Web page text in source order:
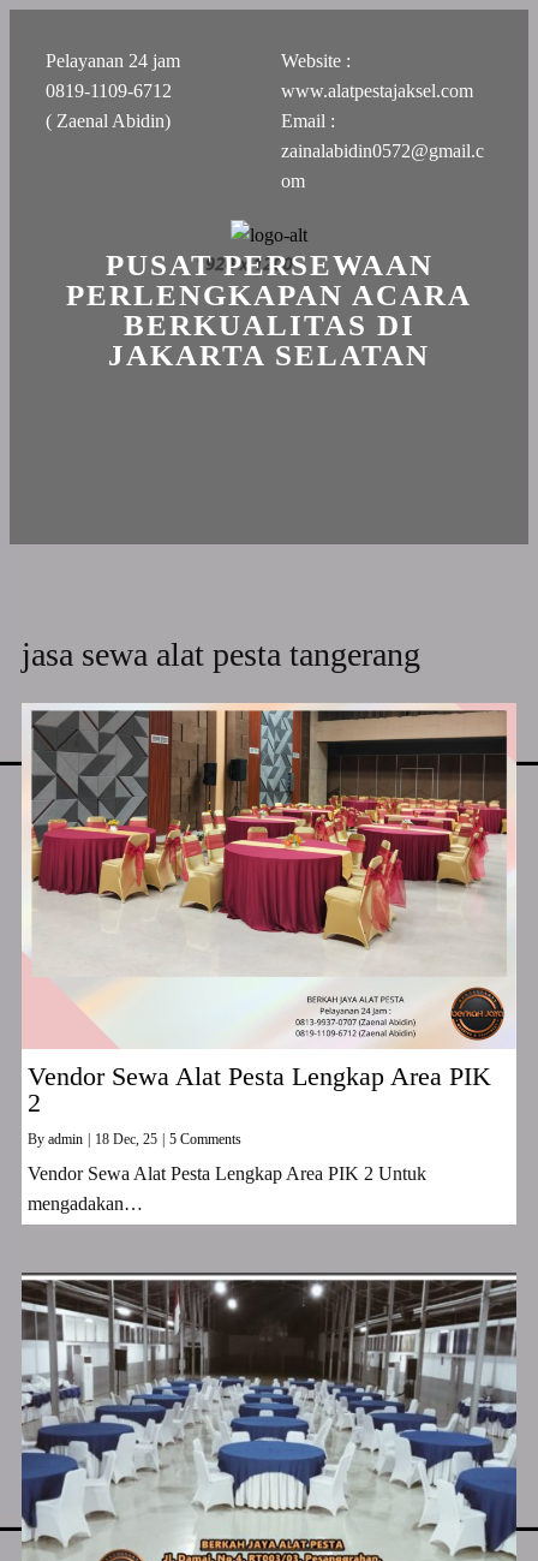
Pelayanan 24 jam
0819-1109-6712
( Zaenal Abidin)
Website :
www.alatpestajaksel.com
Email :
zainalabidin0572@gmail.c
om
PUSAT PERSEWAAN
PERLENGKAPAN ACARA
BERKUALITAS DI
JAKARTA SELATAN
jasa sewa alat pesta tangerang
Vendor Sewa Alat Pesta Lengkap Area PIK
2
By admin 18 Dec, 25 5 Comments
Vendor Sewa Alat Pesta Lengkap Area PIK 2 Untuk
mengadakan…